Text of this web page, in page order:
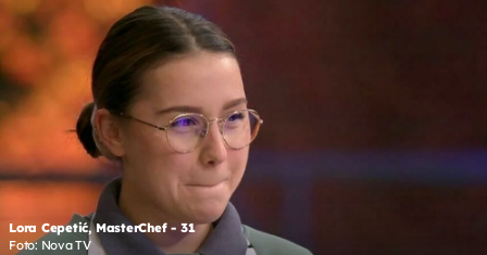
Lora Cepetić, MasterChef - 31
Foto: Nova TV